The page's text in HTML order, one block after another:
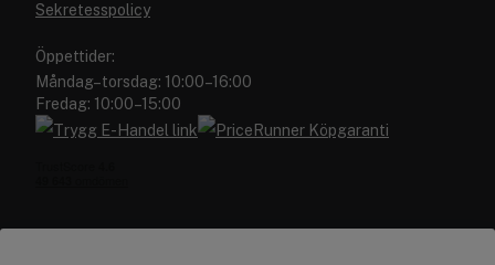
Sekretesspolicy
Öppettider:
Måndag–torsdag: 10:00–16:00
Fredag: 10:00–15:00